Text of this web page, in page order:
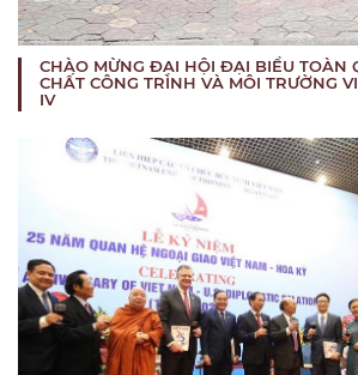
CHÀO MỪNG ĐẠI HỘI ĐẠI BIỂU TOÀN
CHẤT CÔNG TRÌNH VÀ MÔI TRƯỜNG
IV